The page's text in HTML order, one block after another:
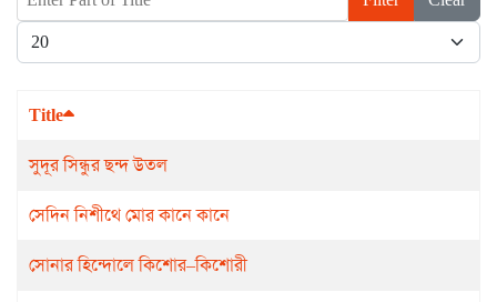
Display #
Title
সুদূর সিন্ধুর ছন্দ উতল
সেদিন নিশীথে মোর কানে কানে
সোনার হিন্দোলে কিশোর–কিশোরী